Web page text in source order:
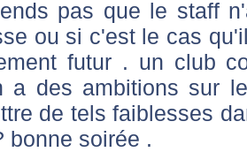
pas que le staff
ou si c'est le cas
futur . un club
a des ambitions sur
de tels faiblesses
bonne soirée .